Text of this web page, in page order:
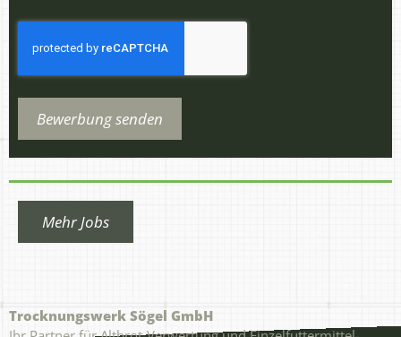
Bewerbung senden
Mehr Jobs
Trocknungswerk Sögel GmbH